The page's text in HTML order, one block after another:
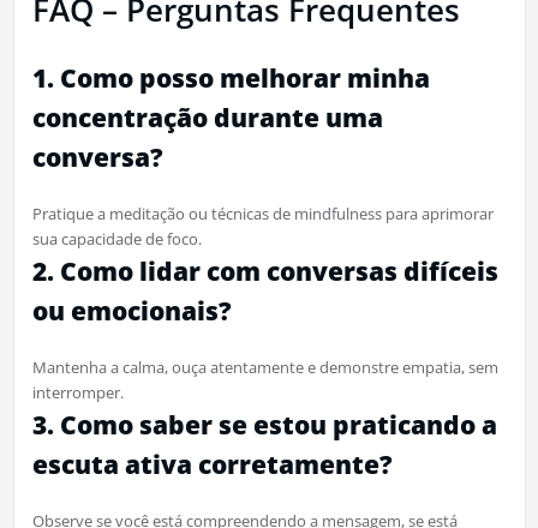
FAQ – Perguntas Frequentes
1. Como posso melhorar minha
concentração durante uma
conversa?
Pratique a meditação ou técnicas de mindfulness para aprimorar
sua capacidade de foco.
2. Como lidar com conversas difíceis
ou emocionais?
Mantenha a calma, ouça atentamente e demonstre empatia, sem
interromper.
3. Como saber se estou praticando a
escuta ativa corretamente?
Observe se você está compreendendo a mensagem, se está